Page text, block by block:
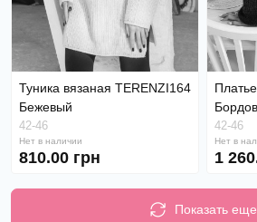
Туника вязаная TERENZI164
Бежевый
42-46
Нет в наличии
810.00 грн
42-46
Нет в
1
Показать еще